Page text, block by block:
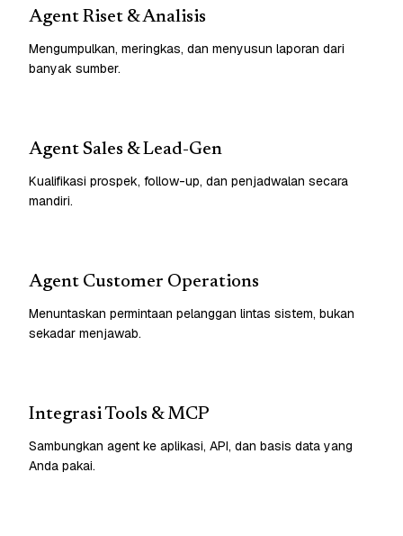
Agent Riset & Analisis
Mengumpulkan, meringkas, dan menyusun laporan dari
banyak sumber.
Agent Sales & Lead-Gen
Kualifikasi prospek, follow-up, dan penjadwalan secara
mandiri.
Agent Customer Operations
Menuntaskan permintaan pelanggan lintas sistem, bukan
sekadar menjawab.
Integrasi Tools & MCP
Sambungkan agent ke aplikasi, API, dan basis data yang
Anda pakai.